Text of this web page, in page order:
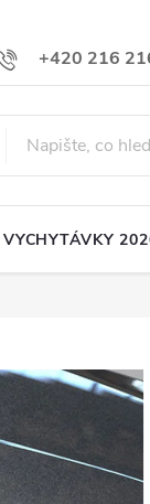
+420 216
VYCHYTÁVKY